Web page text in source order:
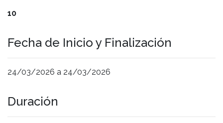
10
Fecha de Inicio y Finalización
24/03/2026 a 24/03/2026
Duración